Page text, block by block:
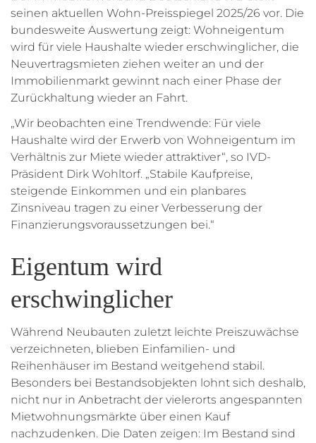
seinen aktuellen Wohn-Preisspiegel 2025/26 vor. Die
bundesweite Auswertung zeigt: Wohneigentum
wird für viele Haushalte wieder erschwinglicher, die
Neuvertragsmieten ziehen weiter an und der
Immobilienmarkt gewinnt nach einer Phase der
Zurückhaltung wieder an Fahrt.
„Wir beobachten eine Trendwende: Für viele
Haushalte wird der Erwerb von Wohneigentum im
Verhältnis zur Miete wieder attraktiver“, so IVD-
Präsident Dirk Wohltorf. „Stabile Kaufpreise,
steigende Einkommen und ein planbares
Zinsniveau tragen zu einer Verbesserung der
Finanzierungsvoraussetzungen bei.“
Eigentum wird
erschwinglicher
Während Neubauten zuletzt leichte Preiszuwächse
verzeichneten, blieben Einfamilien- und
Reihenhäuser im Bestand weitgehend stabil.
Besonders bei Bestandsobjekten lohnt sich deshalb,
nicht nur in Anbetracht der vielerorts angespannten
Mietwohnungsmärkte über einen Kauf
nachzudenken. Die Daten zeigen: Im Bestand sind